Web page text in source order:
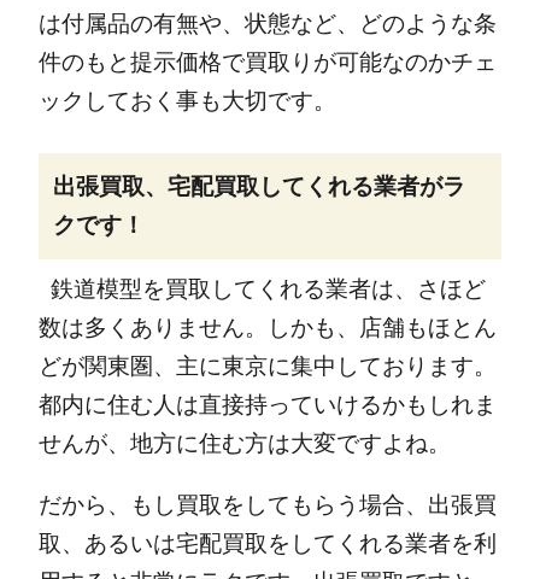
は付属品の有無や、状態など、どのような条
件のもと提示価格で買取りが可能なのかチェ
ックしておく事も大切です。
出張買取、宅配買取してくれる業者がラ
クです！
鉄道模型を買取してくれる業者は、さほど
数は多くありません。
しかも、店舗もほとん
どが関東圏、主に東京に集中しております。
都内に住む人は直接持っていけるかもしれま
せんが、地方に住む方は大変ですよね。
だから、もし買取をしてもらう場合、出張買
取、あるいは宅配買取をしてくれる業者を利